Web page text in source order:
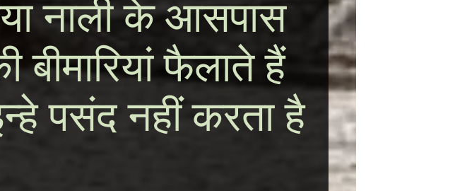
नाली के आसपास
बीमारियां फैलाते हैं
पसंद नहीं करता है